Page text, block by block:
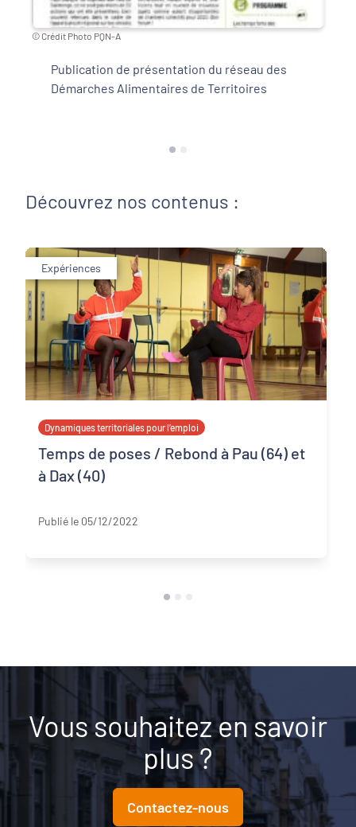
© Crédit Photo PQN-A
Publication de présentation du réseau des
Démarches Alimentaires de Territoires
Découvrez nos contenus :
Expériences
Dynamiques territoriales pour l’emploi
Temps de poses / Rebond à Pau (64) et
à Dax (40)
Publié le 05/12/2022
Vous souhaitez en savoir
plus ?
Contactez-nous